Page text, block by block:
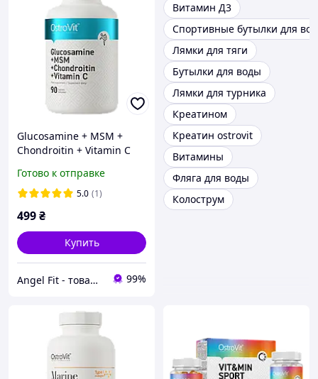
Glucosamine + MSM +
Chondroitin + Vitamin C
Готово к отправке
5.0 (1)
499₴
Купить
Angel Fit - товари для здоров'я, спорту та активного життя 99%
Витамин Д3
Спортивные бутылки для
Лямки для тяги
Бутылки для воды
Лямки для турника
Креатином
Креатин ostrovit
Витамины
Фляга для воды
Колострум